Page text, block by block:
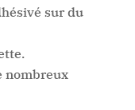
sur du
nombreux